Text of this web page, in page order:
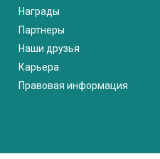
Награды
Партнеры
Наши друзья
Карьера
Правовая информация